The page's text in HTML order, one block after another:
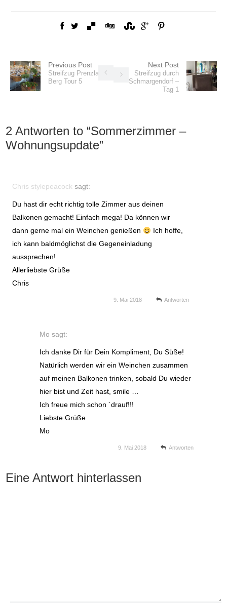
Previous Post
Streifzug Prenzlauer
Berg Tour 5
Next Post
Streifzug durch
Schmargendorf –
Tag 1
2 Antworten to “Sommerzimmer –
Wohnungsupdate”
Chris stylepeacock sagt:
Du hast dir echt richtig tolle Zimmer aus deinen
Balkonen gemacht! Einfach mega! Da können wir
dann gerne mal ein Weinchen genießen
Ich hoffe,
ich kann baldmöglichst die Gegeneinladung
aussprechen!
Allerliebste Grüße
Chris
9. Mai 2018 Antworten
Mo sagt:
Ich danke Dir für Dein Kompliment, Du Süße!
Natürlich werden wir ein Weinchen zusammen
auf meinen Balkonen trinken, sobald Du wieder
hier bist und Zeit hast, smile …
Ich freue mich schon ´drauf!!!
Liebste Grüße
Mo
9. Mai 2018 Antworten
Eine Antwort hinterlassen